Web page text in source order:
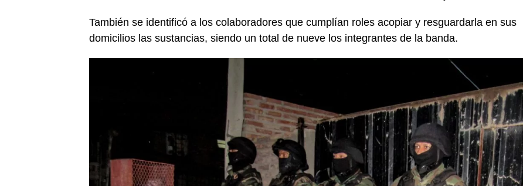
También se identificó a los colaboradores que cumplían roles acopiar y resguardarla en sus
domicilios las sustancias, siendo un total de nueve los integrantes de la banda.